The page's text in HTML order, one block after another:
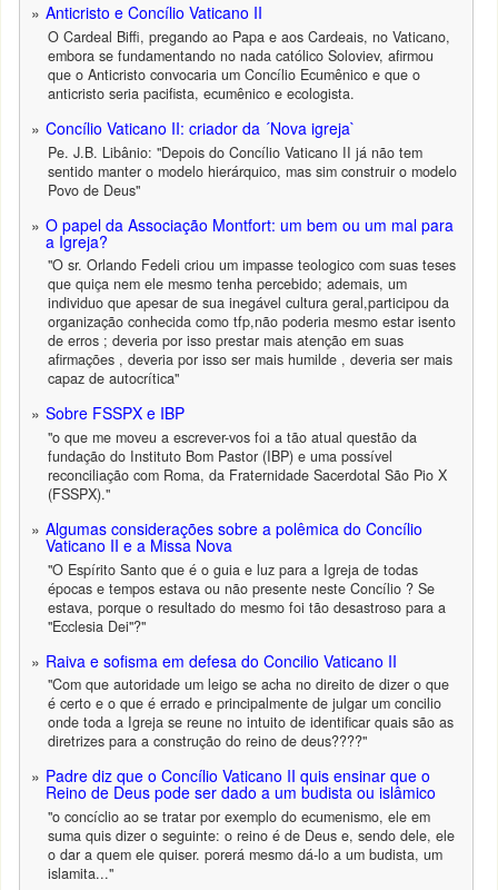
Anticristo e Concílio Vaticano II
O Cardeal Biffi, pregando ao Papa e aos Cardeais, no Vaticano,
embora se fundamentando no nada católico Soloviev, afirmou
que o Anticristo convocaria um Concílio Ecumênico e que o
anticristo seria pacifista, ecumênico e ecologista.
Concílio Vaticano II: criador da ´Nova igreja`
Pe. J.B. Libânio: "Depois do Concílio Vaticano II já não tem
sentido manter o modelo hierárquico, mas sim construir o modelo
Povo de Deus"
O papel da Associação Montfort: um bem ou um mal para
a Igreja?
"O sr. Orlando Fedeli criou um impasse teologico com suas teses
que quiça nem ele mesmo tenha percebido; ademais, um
individuo que apesar de sua inegável cultura geral,participou da
organização conhecida como tfp,não poderia mesmo estar isento
de erros ; deveria por isso prestar mais atenção em suas
afirmações , deveria por isso ser mais humilde , deveria ser mais
capaz de autocrítica"
Sobre FSSPX e IBP
"o que me moveu a escrever-vos foi a tão atual questão da
fundação do Instituto Bom Pastor (IBP) e uma possível
reconciliação com Roma, da Fraternidade Sacerdotal São Pio X
(FSSPX)."
Algumas considerações sobre a polêmica do Concílio
Vaticano II e a Missa Nova
"O Espírito Santo que é o guia e luz para a Igreja de todas
épocas e tempos estava ou não presente neste Concílio ? Se
estava, porque o resultado do mesmo foi tão desastroso para a
"Ecclesia Dei"?"
Raiva e sofisma em defesa do Concilio Vaticano II
"Com que autoridade um leigo se acha no direito de dizer o que
é certo e o que é errado e principalmente de julgar um concilio
onde toda a Igreja se reune no intuito de identificar quais são as
diretrizes para a construção do reino de deus????"
Padre diz que o Concílio Vaticano II quis ensinar que o
Reino de Deus pode ser dado a um budista ou islâmico
"o concíclio ao se tratar por exemplo do ecumenismo, ele em
suma quis dizer o seguinte: o reino é de Deus e, sendo dele, ele
o dar a quem ele quiser. porerá mesmo dá-lo a um budista, um
islamita..."